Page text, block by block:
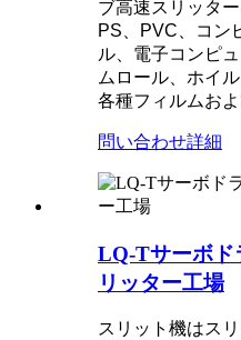
ブ高速スリッタ
PS、PVC、コン
ル、電子コンピ
ムロール、ホイ
各種フィルムお
問い合わせ詳細
LQ-Tサーボド
リッター工場
スリット機はス